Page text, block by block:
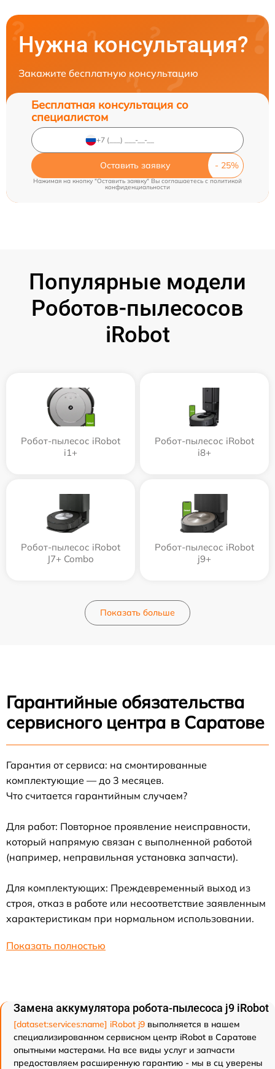
Нужна консультация?
Закажите бесплатную консультацию
Бесплатная консультация со
специалистом
Оставить заявку
Нажимая на кнопку "Оставить заявку" Вы соглашаетесь cполитикой
конфиденциальности
Популярные модели
Роботов-пылесосов
iRobot
Робот-пылесос iRobot
i1+
Робот-пылесос iRobot
i8+
Робот-пылесос iRobot
J7+ Combo
Робот-пылесос iRobot
j9+
Показать больше
Гарантийные обязательства
сервисного центра в Саратове
Гарантия от сервиса: на смонтированные
комплектующие — до 3 месяцев.
Что считается гарантийным случаем?
Для работ: Повторное проявление неисправности,
который напрямую связан с выполненной работой
(например, неправильная установка запчасти).
Для комплектующих: Преждевременный выход из
строя, отказ в работе или несоответствие заявленным
характеристикам при нормальном использовании.
Показать полностью
Замена аккумулятора робота-пылесоса j9 iRobot
[dataset:services:name] iRobot j9 выполняется в нашем
специализированном сервисном центр iRobot в Саратове
опытными мастерами. На все виды услуг и запчасти
предоставляем расширенную гарантию - мы в сц уверены